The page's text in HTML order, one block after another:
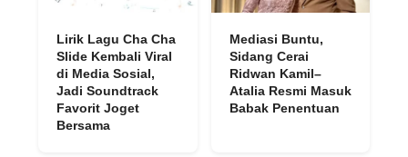
Lirik Lagu Cha Cha
Slide Kembali Viral
di Media Sosial,
Jadi Soundtrack
Favorit Joget
Bersama
Mediasi Buntu,
Sidang Cerai
Ridwan Kamil–
Atalia Resmi Masuk
Babak Penentuan